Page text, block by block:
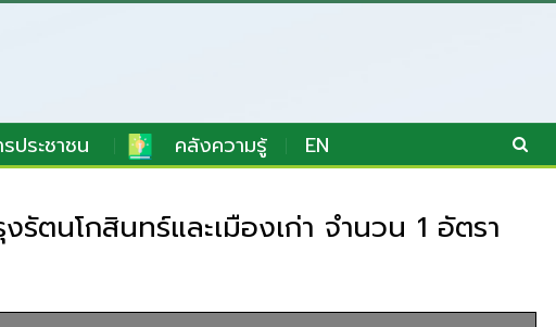
ประชาชน คลังความรู้ EN
ตนโกสินทร์และเมืองเก่า จำนวน 1 อัตรา